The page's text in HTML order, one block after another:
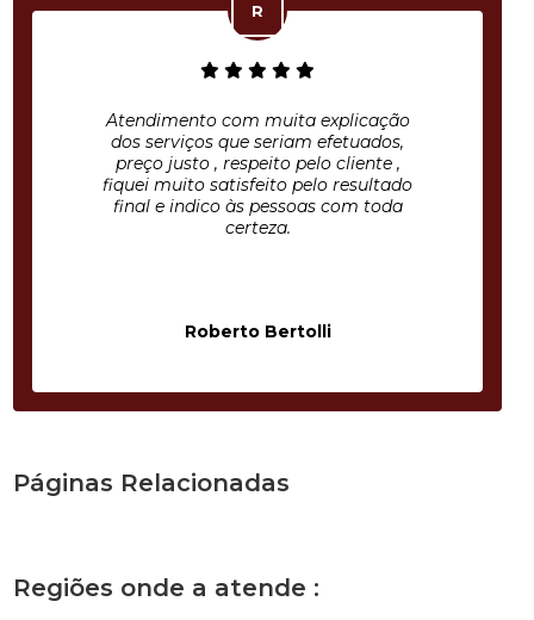
Atendimento com muita explicação
dos serviços que seriam efetuados,
preço justo , respeito pelo cliente ,
fiquei muito satisfeito pelo resultado
final e indico às pessoas com toda
certeza.
Roberto Bertolli
Páginas Relacionadas
Regiões onde a atende :